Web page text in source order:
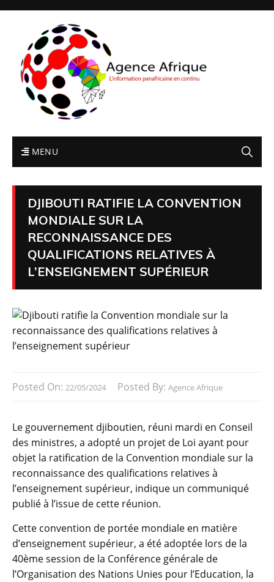
MENU
DJIBOUTI RATIFIE LA CONVENTION
MONDIALE SUR LA
RECONNAISSANCE DES
QUALIFICATIONS RELATIVES À
L’ENSEIGNEMENT SUPÉRIEUR
Posted On: 22/05/2024 Posted By: Agence Afrique
Le gouvernement djiboutien, réuni mardi en Conseil
des ministres, a adopté un projet de Loi ayant pour
objet la ratification de la Convention mondiale sur la
reconnaissance des qualifications relatives à
l’enseignement supérieur, indique un communiqué
publié à l’issue de cette réunion.
Cette convention de portée mondiale en matière
d’enseignement supérieur, a été adoptée lors de la
40ème session de la Conférence générale de
l’Organisation des Nations Unies pour l’Education, la